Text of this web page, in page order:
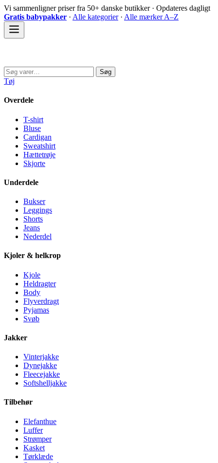
Spring
til
indhold
Vi sammenligner priser fra 50+ danske butikker · Opdateres dagligt
Gratis babypakker · Alle kategorier· Alle mærker A–Z
Søg
efter:
Søg
Tøj
Overdele
T-shirt
Bluse
Cardigan
Sweatshirt
Hættetrøje
Skjorte
Underdele
Bukser
Leggings
Shorts
Jeans
Nederdel
Kjoler & helkrop
Kjole
Heldragter
Body
Flyverdragt
Pyjamas
Svøb
Jakker
Vinterjakke
Dynejakke
Fleecejakke
Softshelljakke
Tilbehør
Elefanthue
Luffer
Strømper
Kasket
Tørklæde